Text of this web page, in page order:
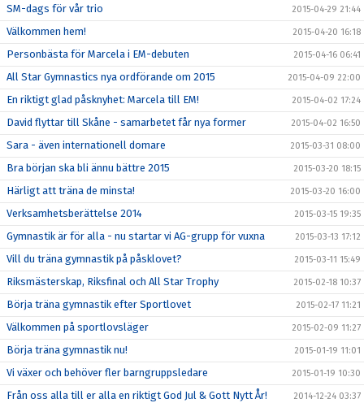
SM-dags för vår trio 2015-04-29 21:44
Välkommen hem! 2015-04-20 16:18
Personbästa för Marcela i EM-debuten 2015-04-16 06:41
All Star Gymnastics nya ordförande om 2015 2015-04-09 22:00
En riktigt glad påsknyhet: Marcela till EM! 2015-04-02 17:24
David flyttar till Skåne - samarbetet får nya former 2015-04-02 16:50
Sara - även internationell domare 2015-03-31 08:00
Bra början ska bli ännu bättre 2015 2015-03-20 18:15
Härligt att träna de minsta! 2015-03-20 16:00
Verksamhetsberättelse 2014 2015-03-15 19:35
Gymnastik är för alla - nu startar vi AG-grupp för vuxna 2015-03-13 17:12
Vill du träna gymnastik på påsklovet? 2015-03-11 15:49
Riksmästerskap, Riksfinal och All Star Trophy 2015-02-18 10:37
Börja träna gymnastik efter Sportlovet 2015-02-17 11:21
Välkommen på sportlovsläger 2015-02-09 11:27
Börja träna gymnastik nu! 2015-01-19 11:01
Vi växer och behöver fler barngruppsledare 2015-01-19 10:30
Från oss alla till er alla en riktigt God Jul & Gott Nytt År! 2014-12-24 03:37